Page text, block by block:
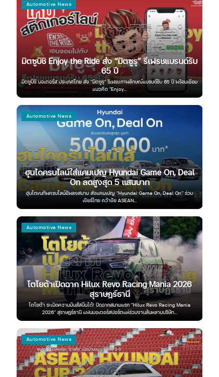
Automotive News
มิตซูบิชิ Enjoy the Ride ส่ง “มิตซูรุ” รีเฟรชแบรนด์รับ
65 ปี
มิตซูบิชิ มอเตอร์ส ประเทศไทย ส่ง “มิตซูรุ” รีเฟรชภาพลักษณ์แบรนด์รับ 65 ปี พร้อมเชื่อม
แนวคิด “Enjoy...
Automotive News
ฮุนไดครบไลน์ใส่แคมเปญ Hyundai Game On, Deal
On ลดสูงสุด 5 แสนบาท
ฮุนไดขนทัพครบไลน์อัพลงสนาม ส่งแคมเปญ “Hyundai Game On, Deal On” ร่วม
เชียร์ไทย คว้าชัย ASEAN...
Automotive News
โตโยต้าเปิดฉาก Hilux Revo Racing Mania 2026
สุราษฎร์ธานี
โตโยต้า ระเบิดความมันส์สนั่นใต้! ปิดฉากสนามแรก “Hilux Revo Racing Mania
2026” สุราษฎร์ธานี แฟนมอเตอร์สปอร์ตแห่ร่วมงานล้นหลามบริษัท...
Automotive News